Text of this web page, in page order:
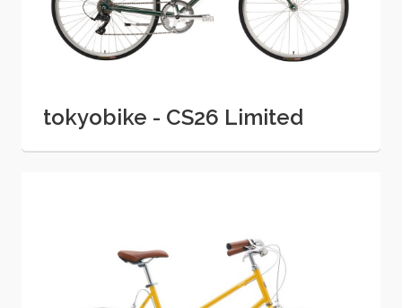
tokyobike - CS26 Limited